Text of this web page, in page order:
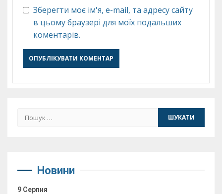
Зберегти моє ім'я, e-mail, та адресу сайту
в цьому браузері для моїх подальших
коментарів.
Пошук:
Новини
9 Серпня